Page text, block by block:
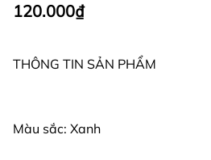
120.000₫
THÔNG TIN SẢN PHẨM
Màu sắc: Xanh